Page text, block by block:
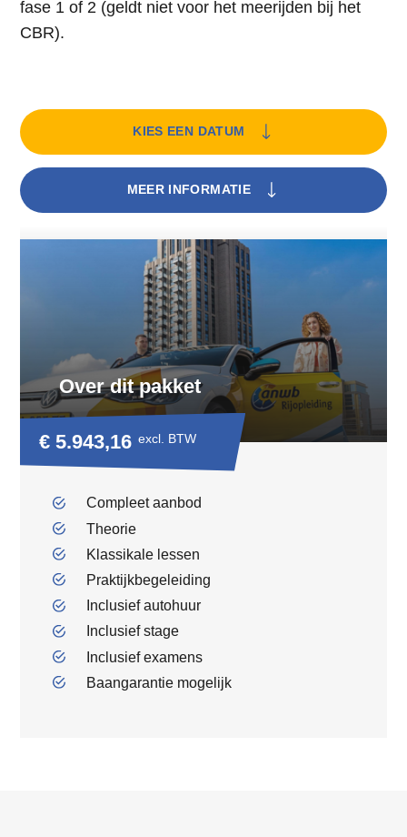
fase 1 of 2 (geldt niet voor het meerijden bij het
CBR).
KIES EEN DATUM
MEER INFORMATIE
Over dit pakket
€ 5.943,16 excl. BTW
Compleet aanbod
Theorie
Klassikale lessen
Praktijkbegeleiding
Inclusief autohuur
Inclusief stage
Inclusief examens
Baangarantie mogelijk